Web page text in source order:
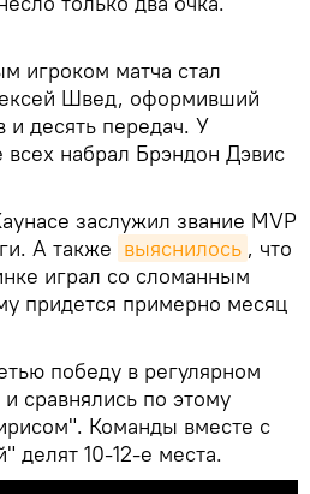
игроком матча стал
Швед, оформивший
и десять передач. У
набрал Брэндон Дэвис
заслужил звание MVP
А также выяснилось , что
играл со сломанным
придется примерно месяц
победу в регулярном
сравнялись по этому
Команды вместе с
делят 10-12-е места.